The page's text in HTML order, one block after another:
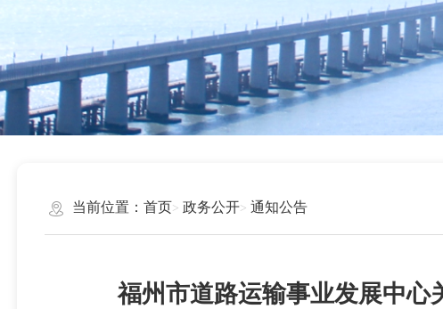
当前位置： 首页 政务公开 通知公告
福州市道路运输事业发展中心